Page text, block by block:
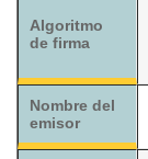
Algoritmo
de firma
Nombre del
emisor